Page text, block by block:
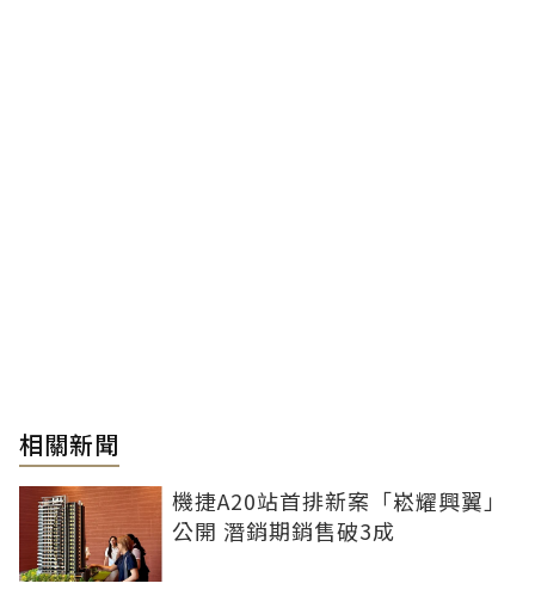
相關新聞
機捷A20站首排新案「崧耀興翼」
公開 潛銷期銷售破3成